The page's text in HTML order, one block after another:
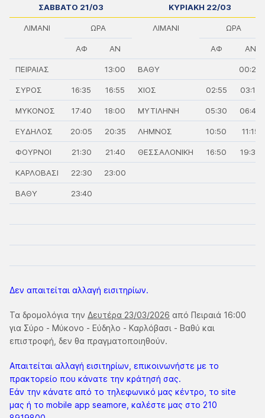
ΣΑΒΒΑΤΟ 21/03 ΚΥΡΙΑΚΗ 22/03
ΛΙΜΑΝΙ ΩΡΑ ΛΙΜΑΝΙ ΩΡΑ
ΑΦ ΑΝ ΑΦ ΑΝ
ΠΕΙΡΑΙΑΣ 13:00 ΒΑΘΥ 00:20
ΣΥΡΟΣ 16:35 16:55 ΧΙΟΣ 02:55 03:15
ΜΥΚΟΝΟΣ 17:40 18:00 ΜΥΤΙΛΗΝΗ 05:30 06:45
ΕΥΔΗΛΟΣ 20:05 20:35 ΛΗΜΝΟΣ 10:50 11:15
ΦΟΥΡΝΟΙ 21:30 21:40 ΘΕΣΣΑΛΟΝΙΚΗ 16:50 19:30
ΚΑΡΛΟΒΑΣΙ 22:30 23:00
ΒΑΘΥ 23:40
Δεν απαιτείται αλλαγή εισιτηρίων.
Τα δρομολόγια την Δευτέρα 23/03/2026 από Πειραιά 16:00
για Σύρο - Μύκονο - Εύδηλο - Καρλόβασι - Βαθύ και
επιστροφή, δεν θα πραγματοποιηθούν.
Απαιτείται αλλαγή εισιτηρίων, επικοινωνήστε με το
πρακτορείο που κάνατε την κράτησή σας.
Εάν την κάνατε από το τηλεφωνικό μας κέντρο, το site
μας ή το mobile app seamore, καλέστε μας στο 210